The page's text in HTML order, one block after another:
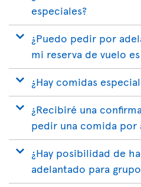
especiales?
¿Puedo pedir por
mi reserva de vuelo
¿Hay comidas
¿Recibiré una
pedir una comida por
¿Hay posibilidad de
adelantado para